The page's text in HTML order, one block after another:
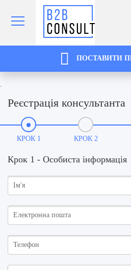
ПОСТАВИТИ
Реєстрація консультанта
КРОК 1 КРОК 2
Крок 1 - Особиста інформація